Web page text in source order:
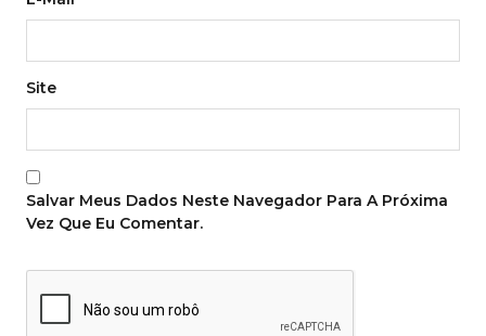
Site
Salvar Meus Dados Neste Navegador Para A Próxima
Vez Que Eu Comentar.